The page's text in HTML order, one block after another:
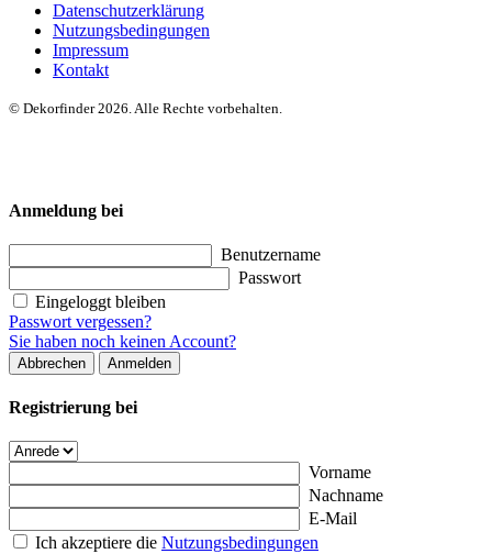
Datenschutzerklärung
Nutzungsbedingungen
Impressum
Kontakt
© Dekorfinder 2026. Alle Rechte vorbehalten.
Anmeldung bei
Benutzername
Passwort
Eingeloggt bleiben
Passwort vergessen?
Sie haben noch keinen Account?
Abbrechen Anmelden
Registrierung bei
Vorname
Nachname
E-Mail
Ich akzeptiere die Nutzungsbedingungen